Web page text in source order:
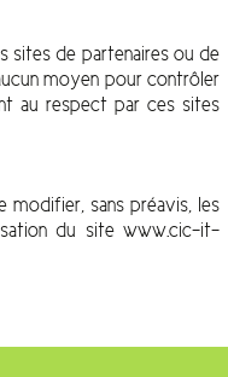
sites de partenaires ou de
moyen pour contrôler
au respect par ces sites
modifier, sans préavis, les
du site www.cic-it-